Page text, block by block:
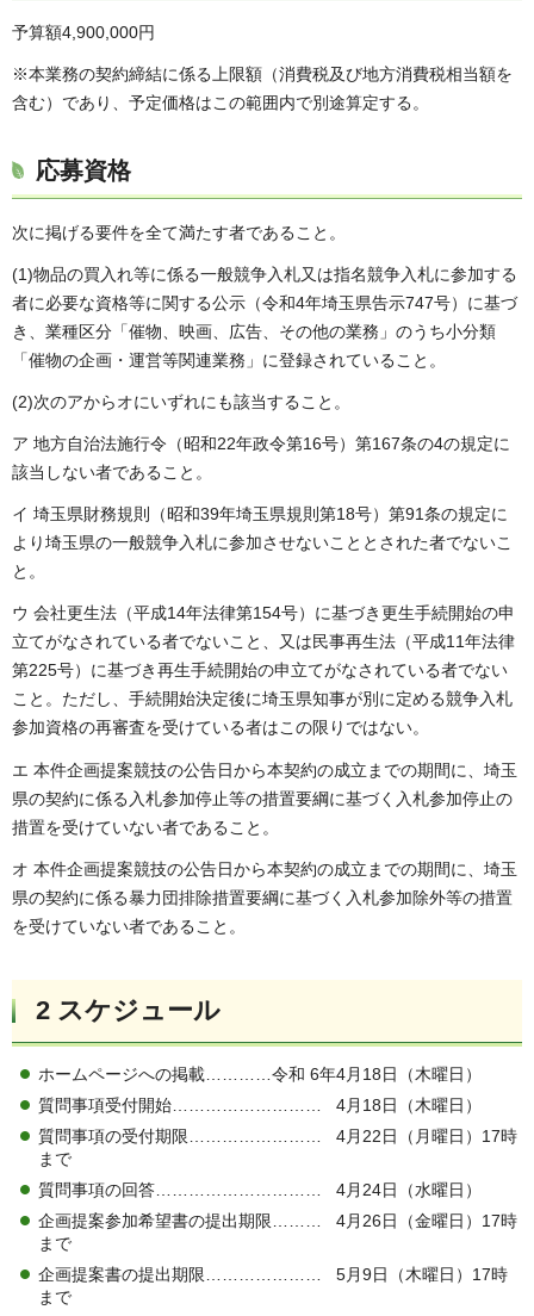
予算額4,900,000円
※本業務の契約締結に係る上限額（消費税及び地方消費税相当額を
含む）であり、予定価格はこの範囲内で別途算定する。
応募資格
次に掲げる要件を全て満たす者であること。
(1)物品の買入れ等に係る一般競争入札又は指名競争入札に参加する
者に必要な資格等に関する公示（令和4年埼玉県告示747号）に基づ
き、業種区分「催物、映画、広告、その他の業務」のうち小分類
「催物の企画・運営等関連業務」に登録されていること。
(2)次のアからオにいずれにも該当すること。
ア 地方自治法施行令（昭和22年政令第16号）第167条の4の規定に
該当しない者であること。
イ 埼玉県財務規則（昭和39年埼玉県規則第18号）第91条の規定に
より埼玉県の一般競争入札に参加させないこととされた者でないこ
と。
ウ 会社更生法（平成14年法律第154号）に基づき更生手続開始の申
立てがなされている者でないこと、又は民事再生法（平成11年法律
第225号）に基づき再生手続開始の申立てがなされている者でない
こと。ただし、手続開始決定後に埼玉県知事が別に定める競争入札
参加資格の再審査を受けている者はこの限りではない。
エ 本件企画提案競技の公告日から本契約の成立までの期間に、埼玉
県の契約に係る入札参加停止等の措置要綱に基づく入札参加停止の
措置を受けていない者であること。
オ 本件企画提案競技の公告日から本契約の成立までの期間に、埼玉
県の契約に係る暴力団排除措置要綱に基づく入札参加除外等の措置
を受けていない者であること。
2 スケジュール
ホームページへの掲載…………令和 6年4月18日（木曜日）
質問事項受付開始……………………… 4月18日（木曜日）
質問事項の受付期限…………………… 4月22日（月曜日）17時
まで
質問事項の回答………………………… 4月24日（水曜日）
企画提案参加希望書の提出期限……… 4月26日（金曜日）17時
まで
企画提案書の提出期限………………… 5月9日（木曜日）17時
まで